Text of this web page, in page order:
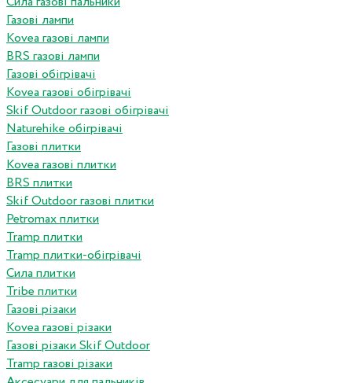
Газові лампи
Kovea газові лампи
BRS газові лампи
Газові обігрівачі
Kovea газові обігрівачі
Skif Outdoor газові обігрівачі
Naturehike обігрівачі
Газові плитки
Kovea газові плитки
BRS плитки
Skif Outdoor газові плитки
Petromax плитки
Tramp плитки
Tramp плитки-обігрівачі
Сила плитки
Tribe плитки
Газові різаки
Kovea газові різаки
Газові різаки Skif Outdoor
Tramp газові різаки